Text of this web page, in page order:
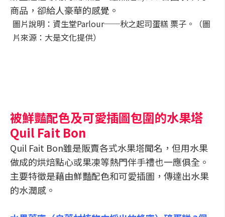
商品，卻給人豪華的感覺。
圖片說明：資生堂Parlour──秋之起司蛋糕 栗子。（圖
片來源：大是文化提供）
被鮮豔配色及可愛插圖包圍的水果塔
Quil Fait Bon
Quil Fait Bon雖是販賣各式水果塔聞名，但用水果
做成的烘焙點心或果凍等熱門伴手禮也一應俱全。
主要特徵是藉由鮮豔配色和可愛插圖，傳達出水果
的水潤感。